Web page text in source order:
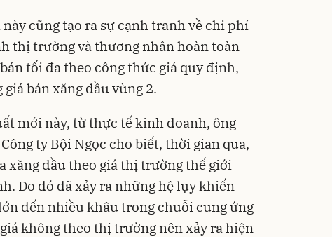
cũng tạo ra sự cạnh tranh về chi phí
thị trường và thương nhân hoàn toàn
tối đa theo công thức giá quy định,
bán xăng dầu vùng 2.
mới này, từ thực tế kinh doanh, ông
ty Bội Ngọc cho biết, thời gian qua,
xăng dầu theo giá thị trường thế giới
Do đó đã xảy ra những hệ lụy khiến
đến nhiều khâu trong chuỗi cung ứng
không theo thị trường nên xảy ra hiện